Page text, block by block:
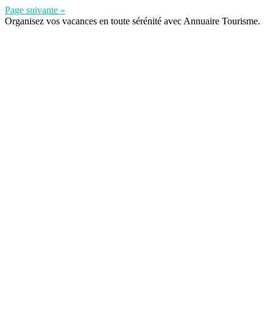
Page suivante »
Organisez vos vacances en toute sérénité avec Annuaire Tourisme.